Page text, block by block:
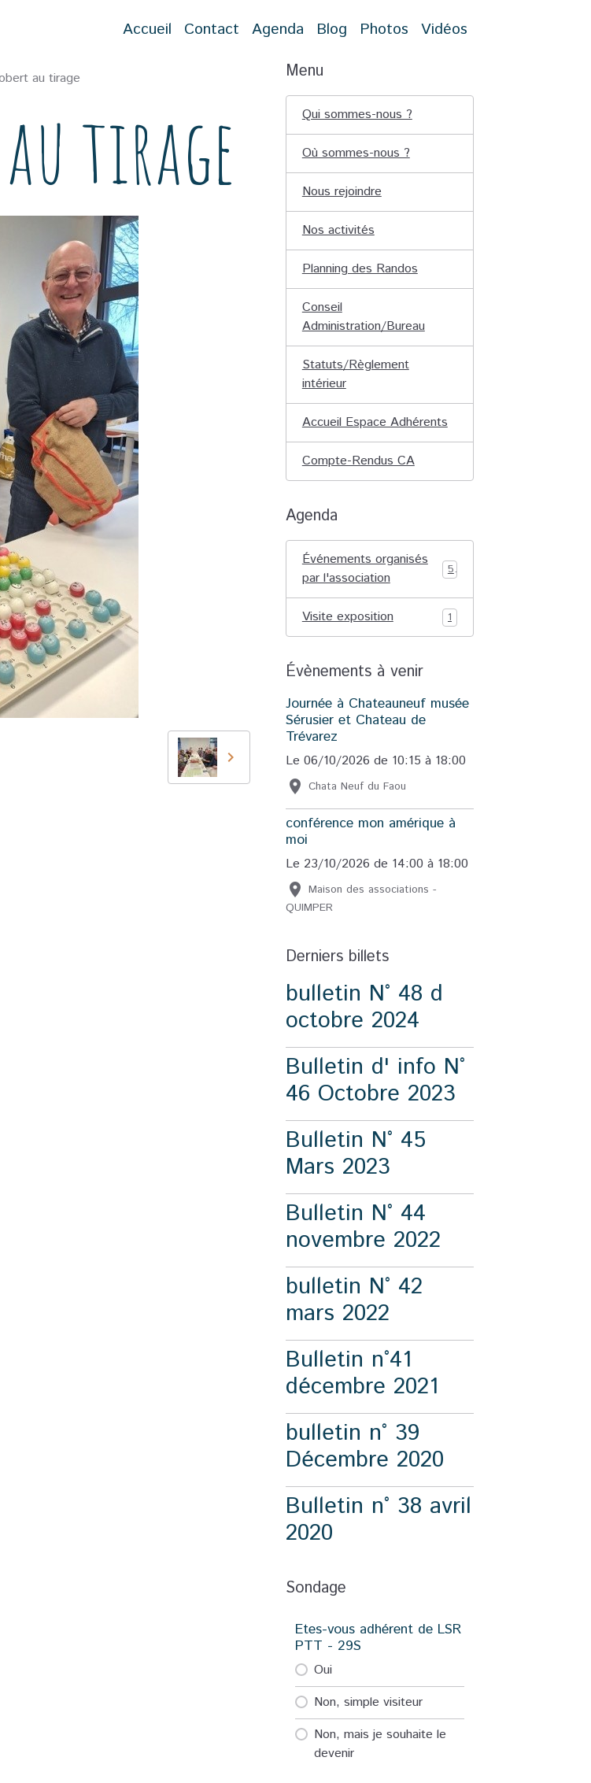
Accueil Contact Agenda Blog Photos Vidéos
au tirage
tirage
Menu
Qui sommes-nous ?
Où sommes-nous ?
Nous rejoindre
Nos activités
Planning des Randos
Conseil
Administration/Bureau
Statuts/Règlement
intérieur
Accueil Espace Adhérents
Compte-Rendus CA
Agenda
Événements organisés
par l'association
5
Visite exposition 1
Évènements à venir
Journée à Chateauneuf musée
Sérusier et Chateau de
Trévarez
Le 06/10/2026 de 10:15 à 18:00
Chata Neuf du Faou
conférence mon amérique à
moi
Le 23/10/2026 de 14:00 à 18:00
Maison des associations -
QUIMPER
Derniers billets
bulletin N° 48 d
octobre 2024
Bulletin d' info N°
46 Octobre 2023
Bulletin N° 45
Mars 2023
Bulletin N° 44
novembre 2022
bulletin N° 42
mars 2022
Bulletin n°41
décembre 2021
bulletin n° 39
Décembre 2020
Bulletin n° 38 avril
2020
Sondage
Etes-vous adhérent de LSR
PTT - 29S
Oui
Non, simple visiteur
Non, mais je souhaite le
devenir